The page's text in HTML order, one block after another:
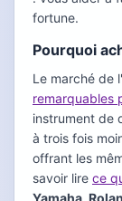
fortune.
Pourquoi
Le marché de
remarquables
instrument de
à trois fois
offrant les
savoir lire ce
Yamaha,